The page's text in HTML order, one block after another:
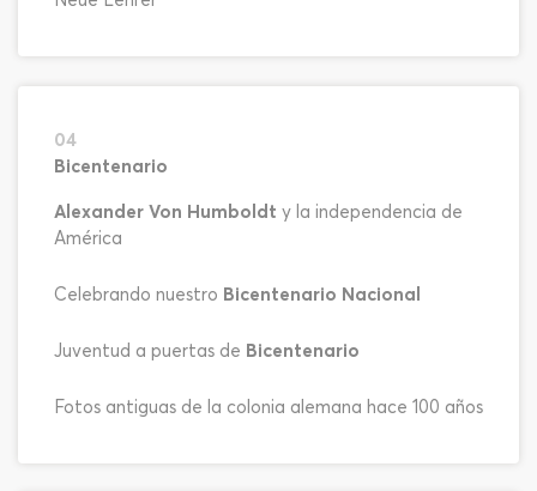
04
Bicentenario
Alexander Von Humboldt y la independencia de
América
Celebrando nuestro Bicentenario Nacional
Juventud a puertas de Bicentenario
Fotos antiguas de la colonia alemana hace 100 años